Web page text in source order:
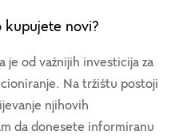
kupujete novi?
je od važnijih investicija za
Na tržištu postoji
njihovih
da donesete informiranu